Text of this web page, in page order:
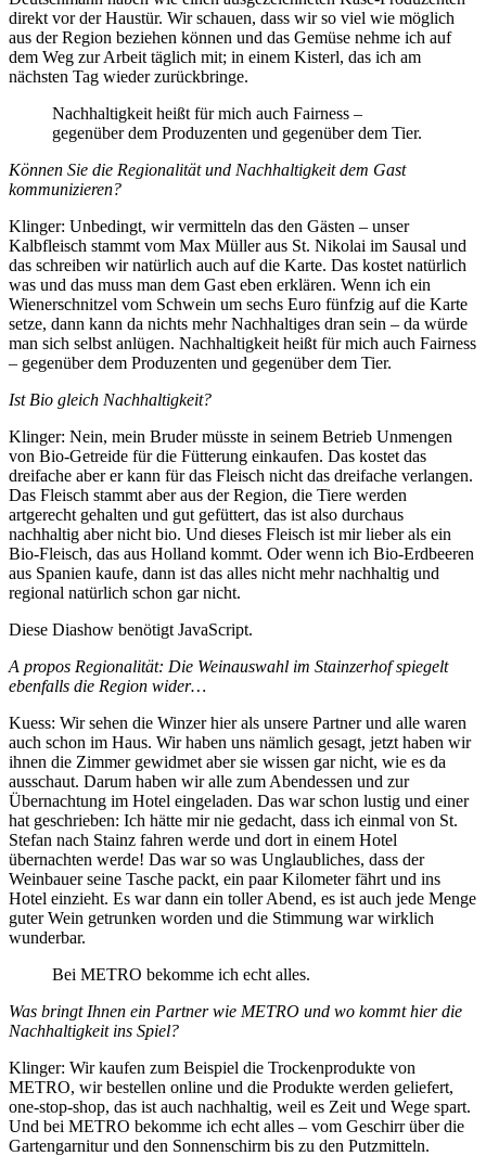
direkt vor der Haustür. Wir schauen, dass wir so viel wie möglich
aus der Region beziehen können und das Gemüse nehme ich auf
dem Weg zur Arbeit täglich mit; in einem Kisterl, das ich am
nächsten Tag wieder zurückbringe.
Nachhaltigkeit heißt für mich auch Fairness –
gegenüber dem Produzenten und gegenüber dem Tier.
Können Sie die Regionalität und Nachhaltigkeit dem Gast
kommunizieren?
Klinger: Unbedingt, wir vermitteln das den Gästen – unser
Kalbfleisch stammt vom Max Müller aus St. Nikolai im Sausal und
das schreiben wir natürlich auch auf die Karte. Das kostet natürlich
was und das muss man dem Gast eben erklären. Wenn ich ein
Wienerschnitzel vom Schwein um sechs Euro fünfzig auf die Karte
setze, dann kann da nichts mehr Nachhaltiges dran sein – da würde
man sich selbst anlügen. Nachhaltigkeit heißt für mich auch Fairness
– gegenüber dem Produzenten und gegenüber dem Tier.
Ist Bio gleich Nachhaltigkeit?
Klinger: Nein, mein Bruder müsste in seinem Betrieb Unmengen
von Bio-Getreide für die Fütterung einkaufen. Das kostet das
dreifache aber er kann für das Fleisch nicht das dreifache verlangen.
Das Fleisch stammt aber aus der Region, die Tiere werden
artgerecht gehalten und gut gefüttert, das ist also durchaus
nachhaltig aber nicht bio. Und dieses Fleisch ist mir lieber als ein
Bio-Fleisch, das aus Holland kommt. Oder wenn ich Bio-Erdbeeren
aus Spanien kaufe, dann ist das alles nicht mehr nachhaltig und
regional natürlich schon gar nicht.
Diese Diashow benötigt JavaScript.
A propos Regionalität: Die Weinauswahl im Stainzerhof spiegelt
ebenfalls die Region wider…
Kuess: Wir sehen die Winzer hier als unsere Partner und alle waren
auch schon im Haus. Wir haben uns nämlich gesagt, jetzt haben wir
ihnen die Zimmer gewidmet aber sie wissen gar nicht, wie es da
ausschaut. Darum haben wir alle zum Abendessen und zur
Übernachtung im Hotel eingeladen. Das war schon lustig und einer
hat geschrieben: Ich hätte mir nie gedacht, dass ich einmal von St.
Stefan nach Stainz fahren werde und dort in einem Hotel
übernachten werde! Das war so was Unglaubliches, dass der
Weinbauer seine Tasche packt, ein paar Kilometer fährt und ins
Hotel einzieht. Es war dann ein toller Abend, es ist auch jede Menge
guter Wein getrunken worden und die Stimmung war wirklich
wunderbar.
Bei METRO bekomme ich echt alles.
Was bringt Ihnen ein Partner wie METRO und wo kommt hier die
Nachhaltigkeit ins Spiel?
Klinger: Wir kaufen zum Beispiel die Trockenprodukte von
METRO, wir bestellen online und die Produkte werden geliefert,
one-stop-shop, das ist auch nachhaltig, weil es Zeit und Wege spart.
Und bei METRO bekomme ich echt alles – vom Geschirr über die
Gartengarnitur und den Sonnenschirm bis zu den Putzmitteln.